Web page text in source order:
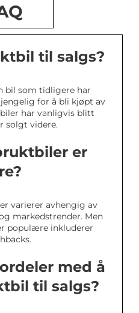
til salgs?
bil som tidligere har
for å bli kjøpt av
har vanligvis blitt
solgt videre.
er
varierer avhengig av
markedstrender. Men
populære inkluderer
med å
til salgs?